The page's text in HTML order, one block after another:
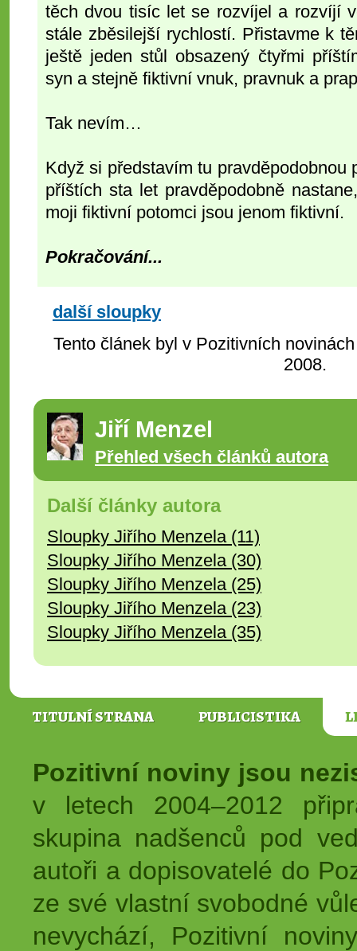
těch dvou tisíc let se rozvíjel a rozvíjí
stále zběsilejší rychlostí. Přistavme k
ještě jeden stůl obsazený čtyřmi
syn a stejně fiktivní vnuk, pravnuk a
Tak nevím…
Když si představím tu pravděpodobnou
příštích sta let pravděpodobně
moji fiktivní potomci jsou jenom fiktivní.
Pokračování...
další sloupky
Tento článek byl v Pozitivních
2008.
Jiří Menzel
Přehled všech článků autora
Další články autora
Sloupky Jiřího Menzela (11)
Sloupky Jiřího Menzela (30)
Sloupky Jiřího Menzela (25)
Sloupky Jiřího Menzela (23)
Sloupky Jiřího Menzela (35)
TITULNÍ STRANA PUBLICISTIKA
Pozitivní noviny jsou
v letech 2004–2012
skupina nadšenců pod
autoři a dopisovatelé do
ze své vlastní svobodné
nevychází, Pozitivní